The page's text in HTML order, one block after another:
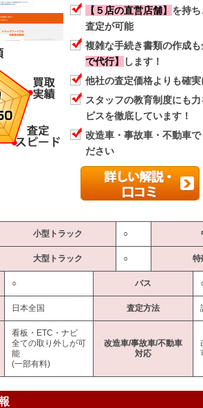
【５店の直営店舗】 を持
査定が可能
複雑な手続き書類の作成
で代行】
します！
他社の査定価格よりも確
スタッフの教育制度にも
ビスを徹底しています！
改造車・事故車・不動車
ださい
小型トラック ○
大型トラック ○ 特
○ バス
日本全国 査定方法
看板・ETC・ナビ
全ての取り外しが可
能
(一部有料)
改造車/事故車/不動車
対応